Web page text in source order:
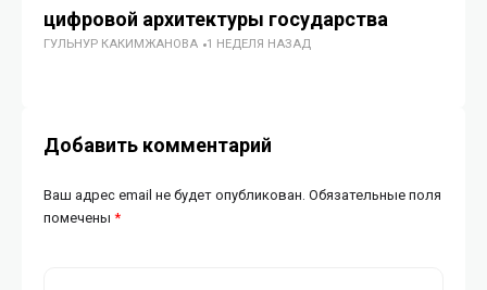
цифровой архитектуры государства
ГУЛЬНУР КАКИМЖАНОВА 1 НЕДЕЛЯ НАЗАД
Добавить комментарий
Ваш адрес email не будет опубликован. Обязательные поля
помечены *